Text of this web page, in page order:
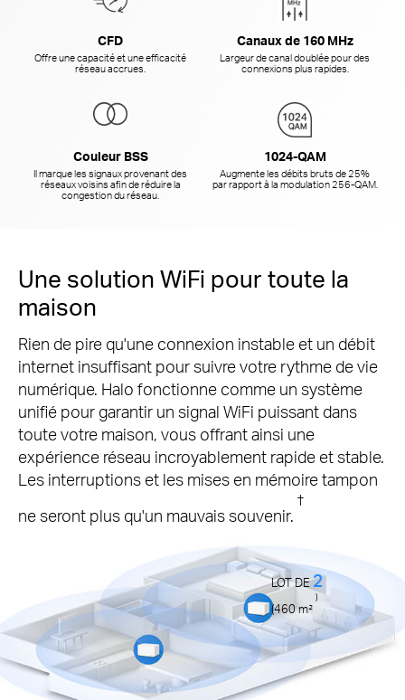
CFD
Offre une capacité et une efficacité
réseau accrues.
Canaux de 160 MHz
Largeur de canal doublée pour des
connexions plus rapides.
Couleur BSS
Il marque les signaux provenant des
réseaux voisins afin de réduire la
congestion du réseau.
1024-QAM
Augmente les débits bruts de 25%
par rapport à la modulation 256-QAM.
Une solution WiFi pour toute la
maison
Rien de pire qu'une connexion instable et un débit
internet insuffisant pour suivre votre rythme de vie
numérique. Halo fonctionne comme un système
unifié pour garantir un signal WiFi puissant dans
toute votre maison, vous offrant ainsi une
expérience réseau incroyablement rapide et stable.
Les interruptions et les mises en mémoire tampon
ne seront plus qu'un mauvais souvenir.
†
LOT DE2
(460m²
)